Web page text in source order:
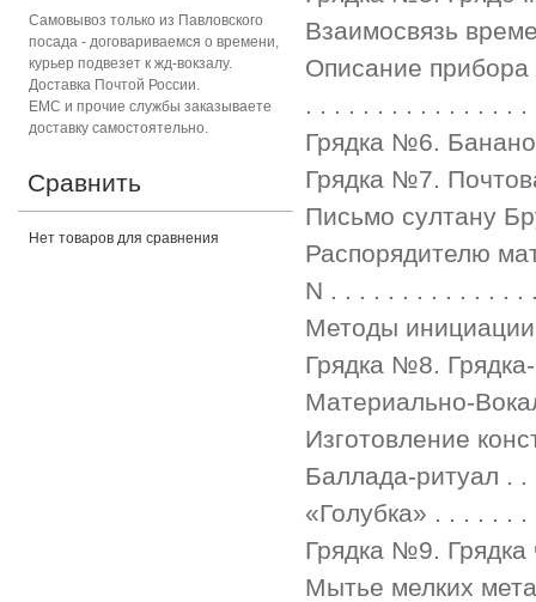
Взаимосвязь
Описание
. . . . . . . . . . . . . . .
Грядка №6.
Грядка №7.
Письмо султану
Распорядителю
N . . . . . . . . . . . . . .
Методы
Грядка №8.
Материально-
Изготовление
Баллада-ритуал .
«Голубка» . . . . . .
Грядка №9.
Мытье мелких
Самовывоз только из Павловского
посада - договариваемся о времени,
курьер подвезет к жд-вокзалу.
Доставка Почтой России.
ЕМС и прочие службы заказываете
доставку самостоятельно.
Сравнить
Нет товаров для сравнения